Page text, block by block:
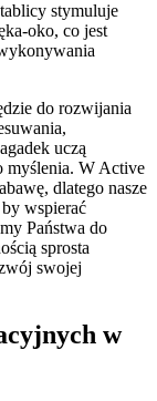
stymuluje
oko, co jest
do rozwijania
uczą
myślenia. W Active
dlatego nasze
wspierać
Państwa do
sprosta
swojej
w